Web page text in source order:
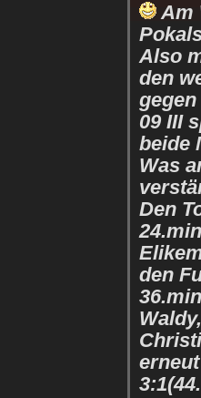
Am
Also
den
09 III
beide
Was
Den
den